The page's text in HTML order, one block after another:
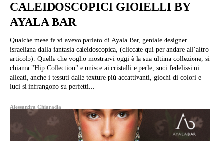
CALEIDOSCOPICI GIOIELLI BY
AYALA BAR
Qualche mese fa vi avevo parlato di Ayala Bar, geniale designer
israeliana dalla fantasia caleidoscopica, (cliccate qui per andare all’altro
articolo). Quella che voglio mostrarvi oggi è la sua ultima collezione, si
chiama "Hip Collection" e unisce ai cristalli e perle, suoi fedelissimi
alleati, anche i tessuti dalle texture più accattivanti, giochi di colori e
luci si infrangono su perfetti...
Alessandra Chiaradia